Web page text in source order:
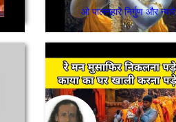
ओ पालनहारे निर्गुण और न्यारे